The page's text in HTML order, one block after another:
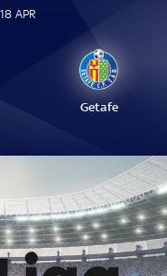
APR
Getafe